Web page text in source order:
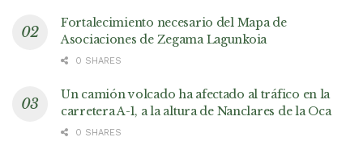
Fortalecimiento necesario del Mapa de
Asociaciones de Zegama Lagunkoia
0 SHARES
Un camión volcado ha afectado al tráfico en la
carretera A-1, a la altura de Nanclares de la Oca
0 SHARES